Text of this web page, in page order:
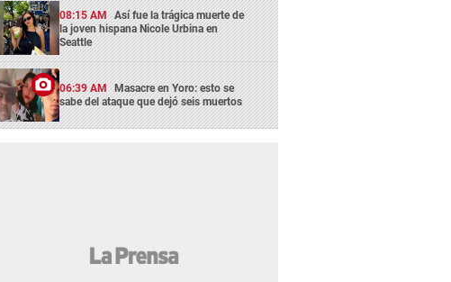
08:15 AM Así fue la trágica muerte de
la joven hispana Nicole Urbina en
Seattle
06:39 AM Masacre en Yoro: esto se
sabe del ataque que dejó seis muertos